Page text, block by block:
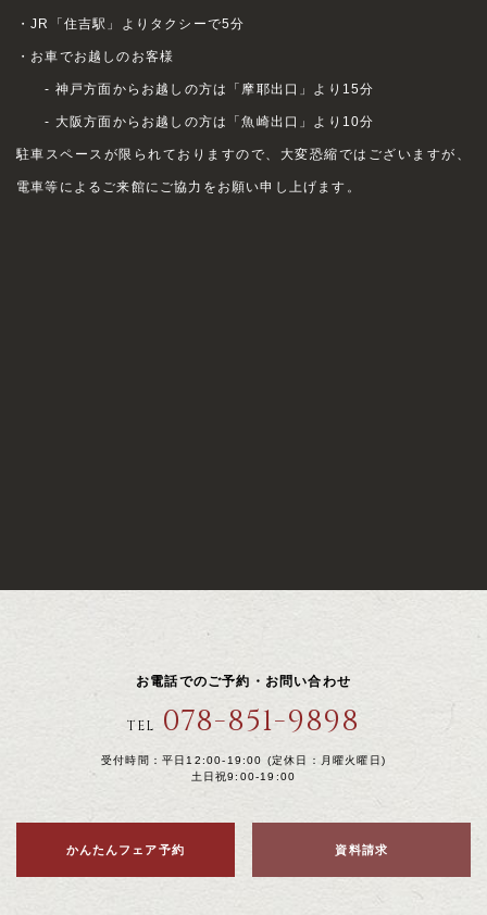
・JR「住吉駅」よりタクシーで5分
・お車でお越しのお客様
- 神戸方面からお越しの方は「摩耶出口」より15分
- 大阪方面からお越しの方は「魚崎出口」より10分
駐車スペースが限られておりますので、大変恐縮ではございますが、
電車等によるご来館にご協力をお願い申し上げます。
お電話でのご予約・お問い合わせ
TEL 078-851-9898
受付時間：平日12:00-19:00 (定休日：月曜火曜日)
土日祝9:00-19:00
かんたんフェア予約 資料請求